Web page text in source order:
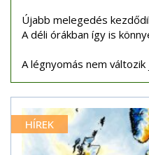
Újabb melegedés
A déli órákban így is
A légnyomás nem
HÍREK